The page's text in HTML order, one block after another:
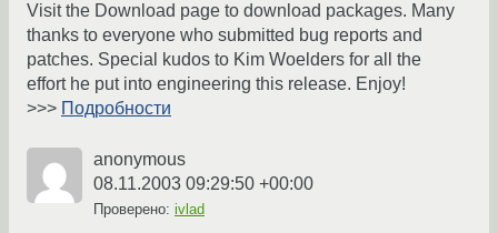
Visit the Download page to download packages. Many
thanks to everyone who submitted bug reports and
patches. Special kudos to Kim Woelders for all the
effort he put into engineering this release. Enjoy!
>>> Подробности
anonymous
08.11.2003 09:29:50 +00:00
Проверено: ivlad